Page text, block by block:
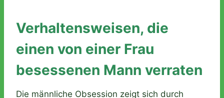
Verhaltensweisen, die
einen von einer Frau
besessenen Mann verraten
Die männliche Obsession zeigt sich durch